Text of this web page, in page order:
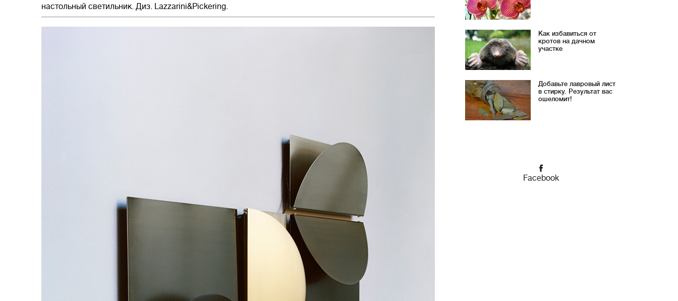
настольный светильник. Диз. Lazzarini&Pickering.
Как избавиться от
кротов на дачном
участке
Добавьте лавровый лист
в стирку. Результат вас
ошеломит!
Facebook